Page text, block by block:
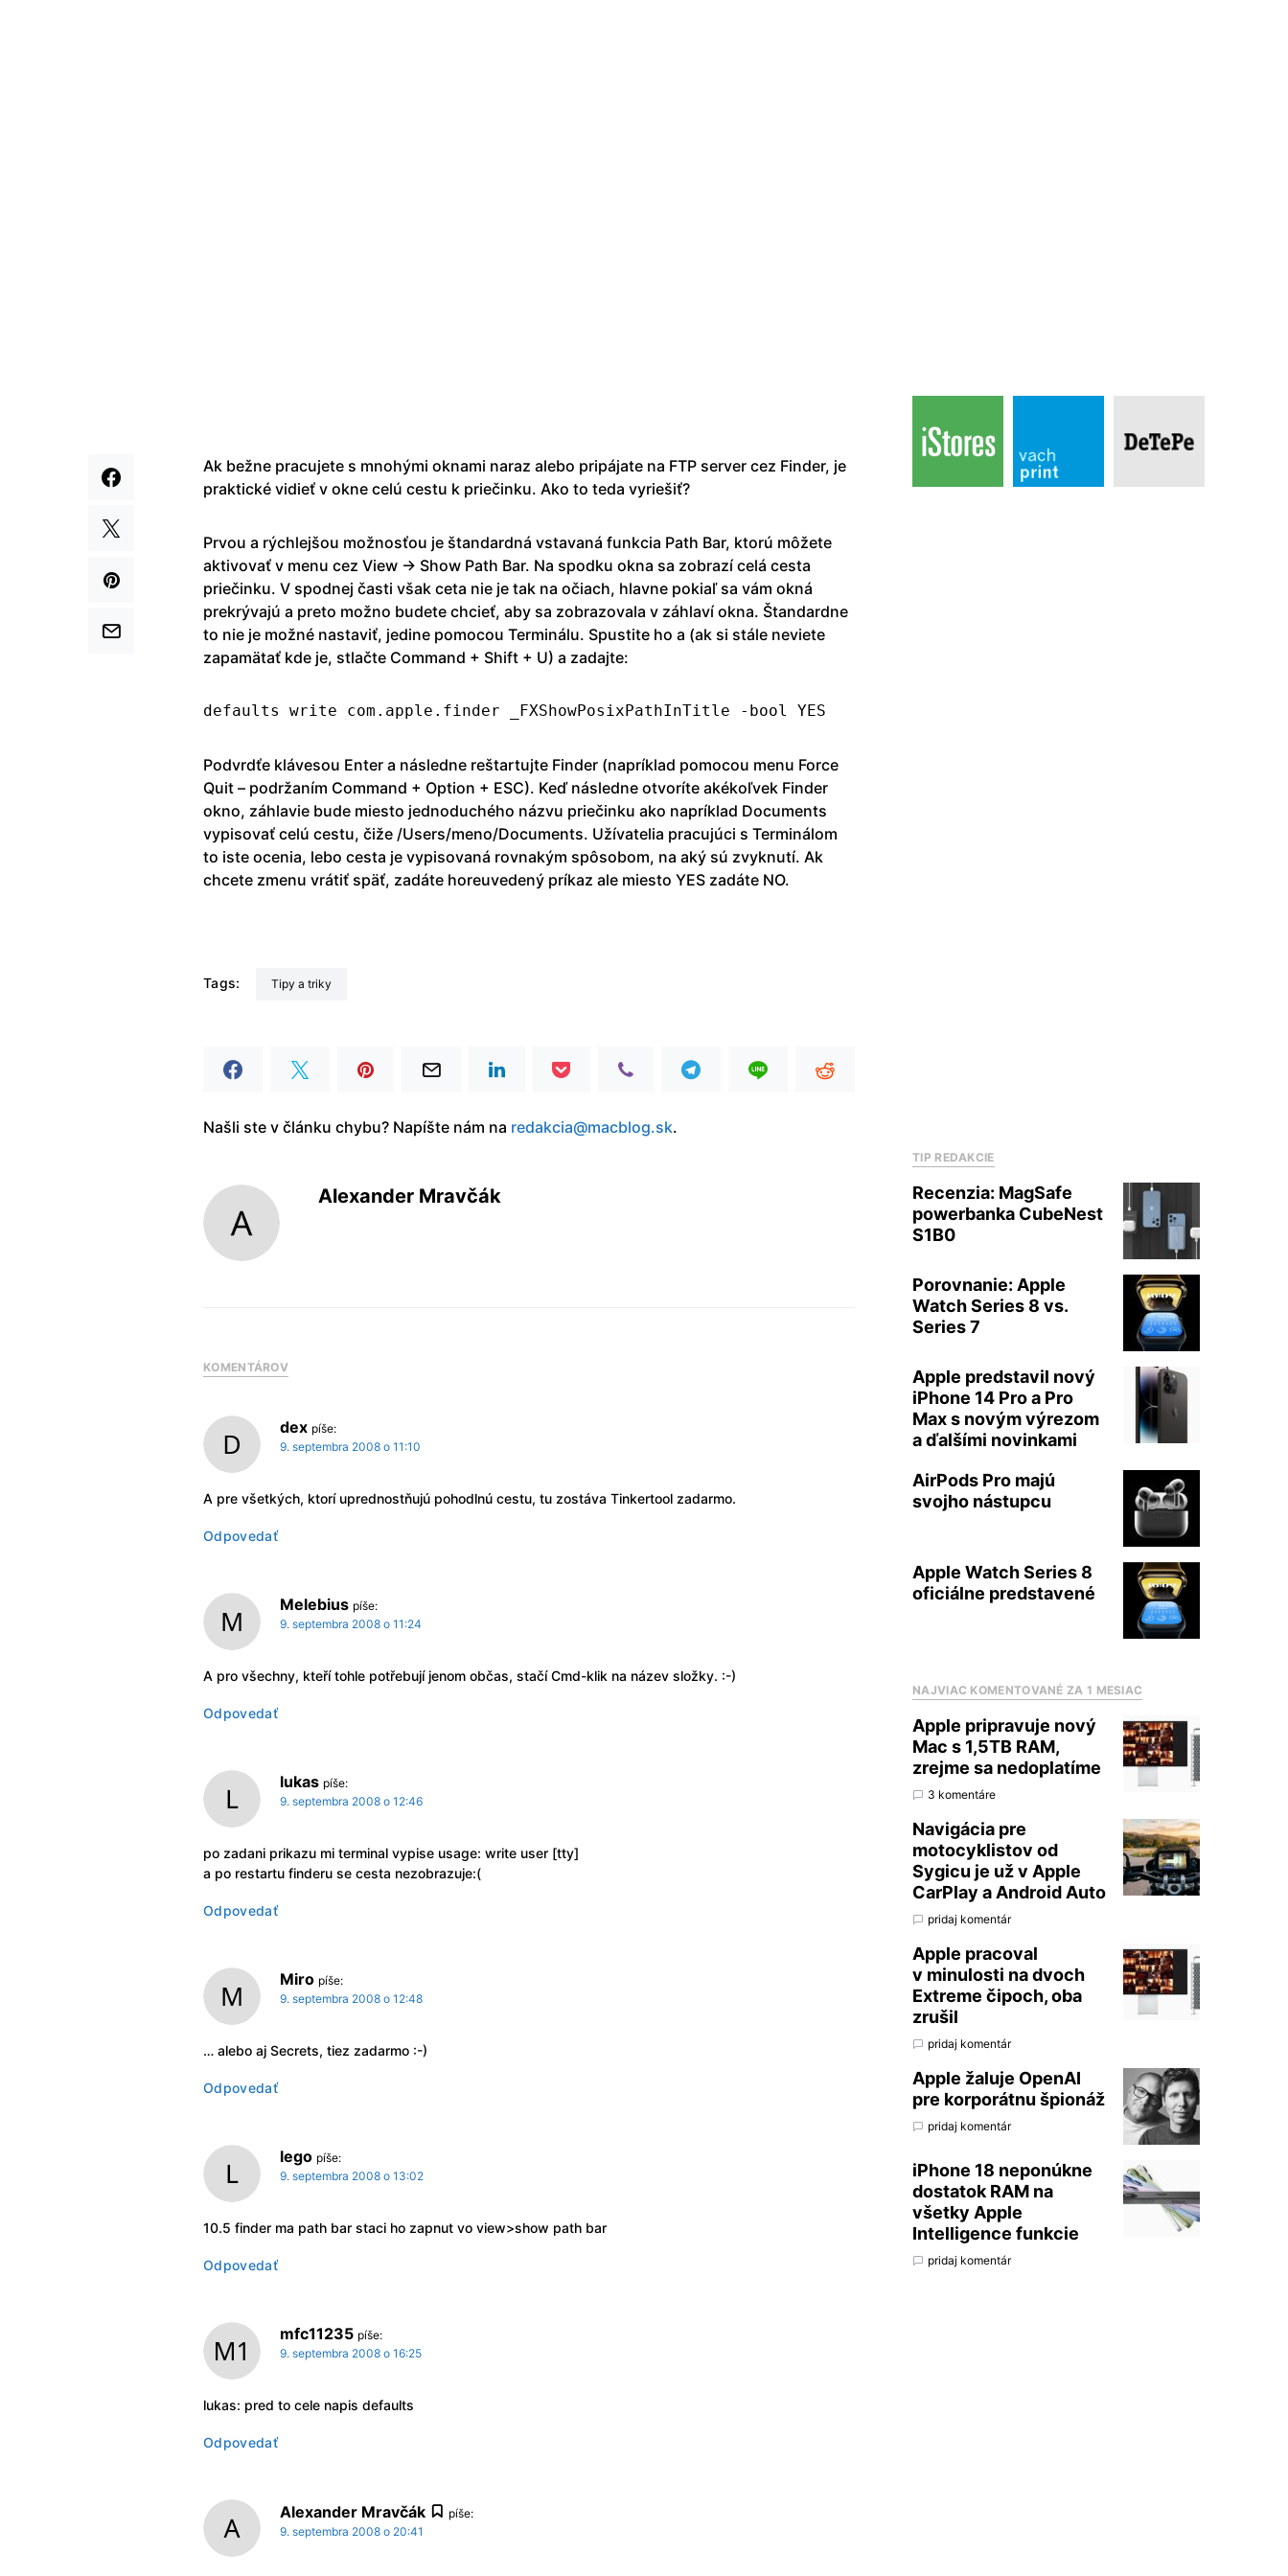
Ak bežne pracujete s mnohými oknami naraz alebo pripájate na FTP server cez Finder, je
praktické vidieť v okne celú cestu k priečinku. Ako to teda vyriešiť?
Prvou a rýchlejšou možnosťou je štandardná vstavaná funkcia Path Bar, ktorú môžete
aktivovať v menu cez View → Show Path Bar. Na spodku okna sa zobrazí celá cesta
priečinku. V spodnej časti však ceta nie je tak na očiach, hlavne pokiaľ sa vám okná
prekrývajú a preto možno budete chcieť, aby sa zobrazovala v záhlaví okna. Štandardne
to nie je možné nastaviť, jedine pomocou Terminálu. Spustite ho a (ak si stále neviete
zapamätať kde je, stlačte Command + Shift + U) a zadajte:
defaults write com.apple.finder _FXShowPosixPathInTitle -bool YES
Podvrdťe klávesou Enter a následne reštartujte Finder (napríklad pomocou menu Force
Quit – podržaním Command + Option + ESC). Keď následne otvoríte akékoľvek Finder
okno, záhlavie bude miesto jednoduchého názvu priečinku ako napríklad Documents
vypisovať celú cestu, čiže /Users/meno/Do­cuments. Užívatelia pracujúci s Terminálom
to iste ocenia, lebo cesta je vypisovaná rovnakým spôsobom, na aký sú zvyknutí. Ak
chcete zmenu vrátiť späť, zadáte horeuvedený príkaz ale miesto YES zadáte NO.
Tags: Tipy a triky
Našli ste v článku chybu? Napíšte nám na redakcia@macblog.sk.
Alexander Mravčák
KOMENTÁROV
dex píše:
9. septembra 2008 o 11:10
A pre všetkých, ktorí uprednostňujú pohodlnú cestu, tu zostáva Tinkertool zadarmo.
Odpovedať
Melebius píše:
9. septembra 2008 o 11:24
A pro všechny, kteří tohle potřebují jenom občas, stačí Cmd-klik na název složky. :-)
Odpovedať
lukas píše:
9. septembra 2008 o 12:46
po zadani prikazu mi terminal vypise usage: write user [tty]
a po restartu finderu se cesta nezobrazuje:(
Odpovedať
Miro píše:
9. septembra 2008 o 12:48
… alebo aj Secrets, tiez zadarmo :-)
Odpovedať
lego píše:
9. septembra 2008 o 13:02
10.5 finder ma path bar staci ho zapnut vo view>show path bar
Odpovedať
mfc11235 píše:
9. septembra 2008 o 16:25
lukas: pred to cele napis defaults
Odpovedať
Alexander Mravčák
píše:
9. septembra 2008 o 20:41
TIP REDAKCIE
Recenzia: MagSafe
powerbanka CubeNest
S1B0
Porovnanie: Apple
Watch Series 8 vs.
Series 7
Apple predstavil nový
iPhone 14 Pro a Pro
Max s novým výrezom
a ďalšími novinkami
AirPods Pro majú
svojho nástupcu
Apple Watch Series 8
oficiálne predstavené
NAJVIAC KOMENTOVANÉ ZA 1 MESIAC
Apple pripravuje nový
Mac s 1,5TB RAM,
zrejme sa nedoplatíme
3 komentáre
Navigácia pre
motocyklistov od
Sygicu je už v Apple
CarPlay a Android Auto
pridaj komentár
Apple pracoval
v minulosti na dvoch
Extreme čipoch, oba
zrušil
pridaj komentár
Apple žaluje OpenAI
pre korporátnu špionáž
pridaj komentár
iPhone 18 neponúkne
dostatok RAM na
všetky Apple
Intelligence funkcie
pridaj komentár